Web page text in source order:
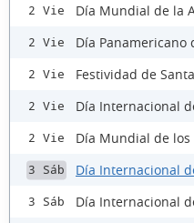
2 Vie Día Mundial de la
2 Vie Día Panamericano
2 Vie Festividad de
2 Vie Día Internacional
2 Vie Día Mundial de los
3 Sáb Día Internacional
3 Sáb Día Internacional